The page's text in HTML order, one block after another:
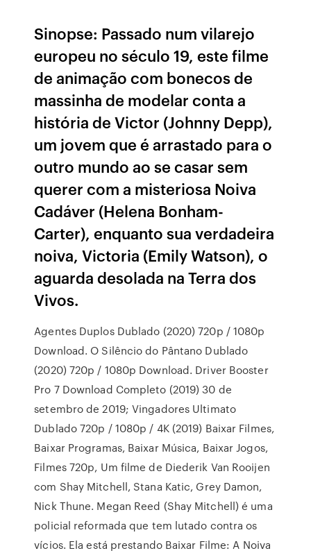
Sinopse: Passado num vilarejo
europeu no século 19, este filme
de animação com bonecos de
massinha de modelar conta a
história de Victor (Johnny Depp),
um jovem que é arrastado para o
outro mundo ao se casar sem
querer com a misteriosa Noiva
Cadáver (Helena Bonham-
Carter), enquanto sua verdadeira
noiva, Victoria (Emily Watson), o
aguarda desolada na Terra dos
Vivos.
Agentes Duplos Dublado (2020) 720p / 1080p
Download. O Silêncio do Pântano Dublado
(2020) 720p / 1080p Download. Driver Booster
Pro 7 Download Completo (2019) 30 de
setembro de 2019; Vingadores Ultimato
Dublado 720p / 1080p / 4K (2019) Baixar Filmes,
Baixar Programas, Baixar Música, Baixar Jogos,
Filmes 720p, Um filme de Diederik Van Rooijen
com Shay Mitchell, Stana Katic, Grey Damon,
Nick Thune. Megan Reed (Shay Mitchell) é uma
policial reformada que tem lutado contra os
vícios. Ela está prestando Baixar Filme: A Noiva